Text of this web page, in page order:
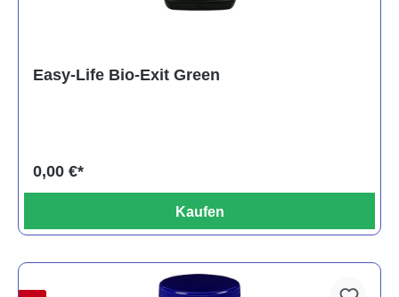
Easy-Life Bio-Exit Green
0,00 €*
Kaufen